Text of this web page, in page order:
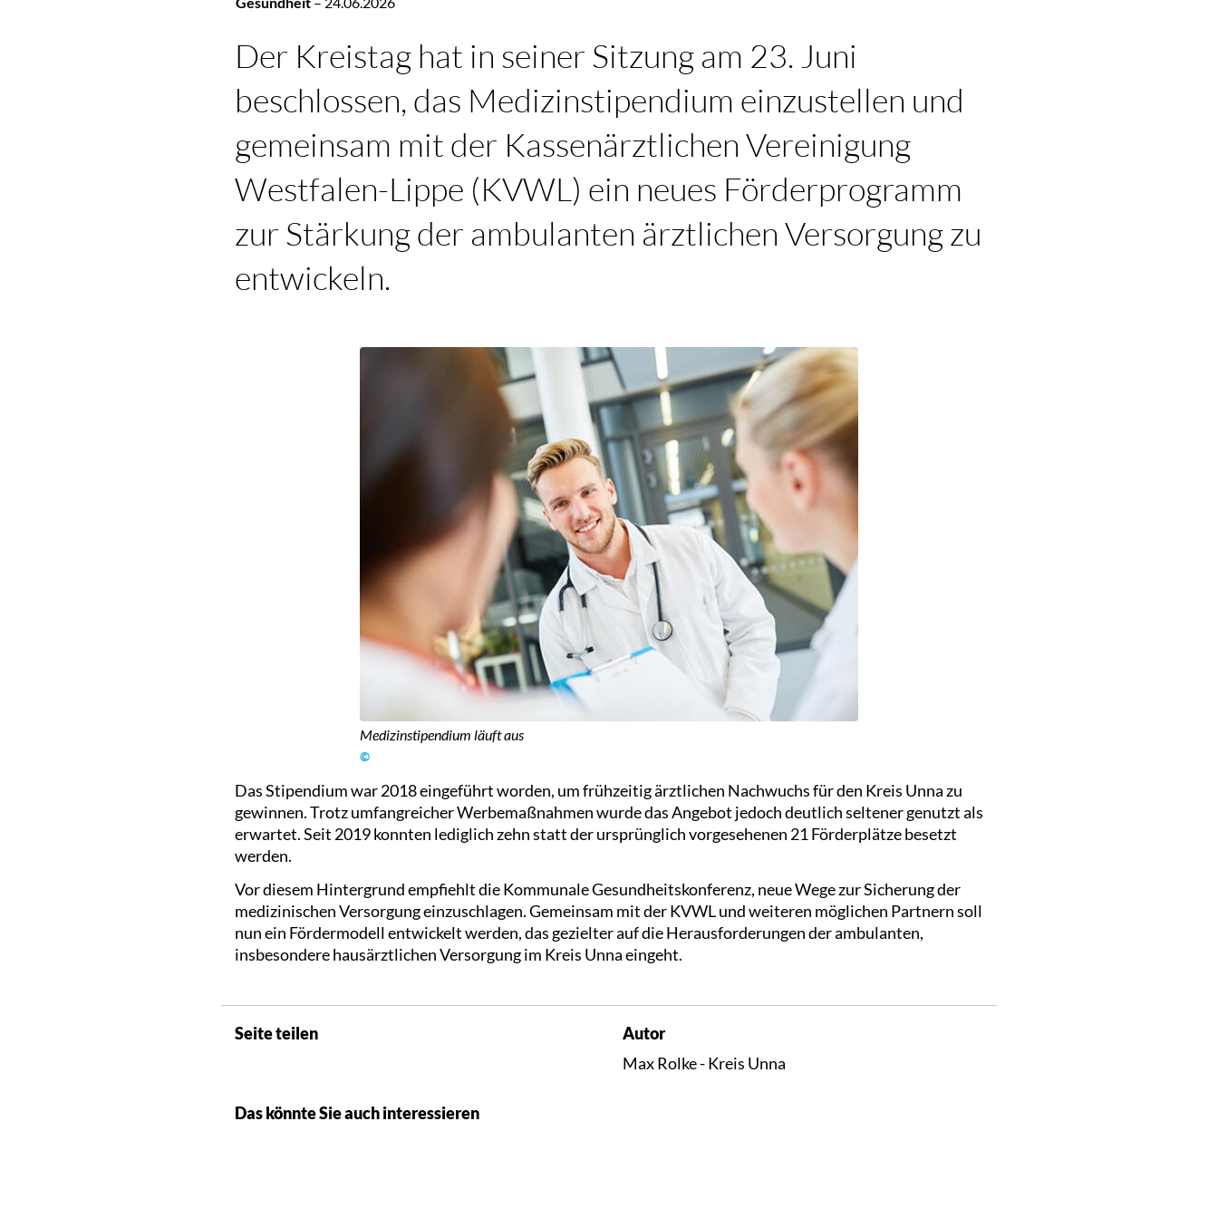
Der Kreistag hat in seiner Sitzung am 23. Juni
beschlossen, das Medizinstipendium einzustellen und
gemeinsam mit der Kassenärztlichen Vereinigung
Westfalen-Lippe (KVWL) ein neues Förderprogramm
zur Stärkung der ambulanten ärztlichen Versorgung zu
entwickeln.
Medizinstipendium läuft aus
©
Das Stipendium war 2018 eingeführt worden, um frühzeitig ärztlichen Nachwuchs für den Kreis Unna zu
gewinnen. Trotz umfangreicher Werbemaßnahmen wurde das Angebot jedoch deutlich seltener genutzt als
erwartet. Seit 2019 konnten lediglich zehn statt der ursprünglich vorgesehenen 21 Förderplätze besetzt
werden.
Vor diesem Hintergrund empfiehlt die Kommunale Gesundheitskonferenz, neue Wege zur Sicherung der
medizinischen Versorgung einzuschlagen. Gemeinsam mit der KVWL und weiteren möglichen Partnern soll
nun ein Fördermodell entwickelt werden, das gezielter auf die Herausforderungen der ambulanten,
insbesondere hausärztlichen Versorgung im Kreis Unna eingeht.
Seite teilen
Autor
Max Rolke - Kreis Unna
Das könnte Sie auch interessieren